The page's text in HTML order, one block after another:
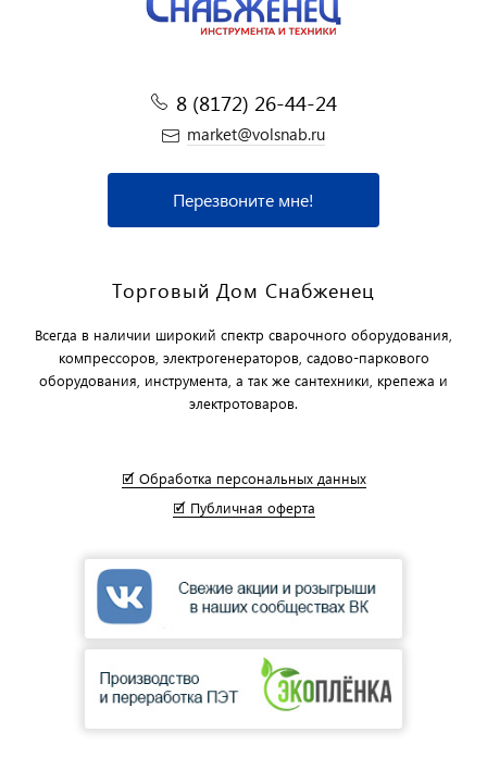
8 (8172) 26-44-24
market@volsnab.ru
Перезвоните мне!
Торговый Дом Снабженец
Всегда в наличии широкий спектр сварочного оборудования,
компрессоров, электрогенераторов, садово-паркового
оборудования, инструмента, а так же сантехники, крепежа и
электротоваров.
🗹 Обработка персональных данных
🗹 Публичная оферта